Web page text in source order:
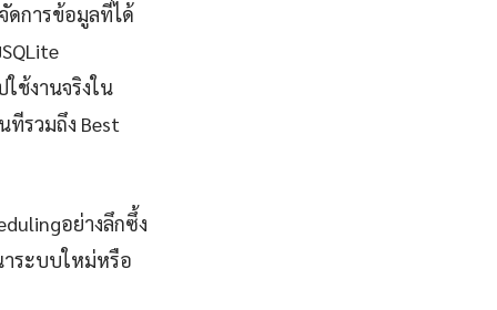
ดการข้อมูลที่ได้
ช้งานจริงใน
รวมถึง Best
อย่างลึกซึ้ง
ระบบใหม่หรือ